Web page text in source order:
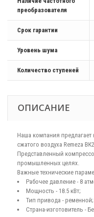
преобразователя
Срок гарантии
Уровень шума
Количество ступеней
ОПИСАНИЕ
Наша компания
сжатого воздуха Remeza
Представленный
промышленных целях.
Важные технические
Рабочее давление - 8
Мощность - 18.5 кВт;
Тип привода - ременной;
Страна-изготовитель -